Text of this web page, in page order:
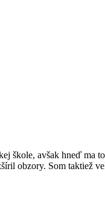
škole, avšak hneď ma
obzory. Som taktiež